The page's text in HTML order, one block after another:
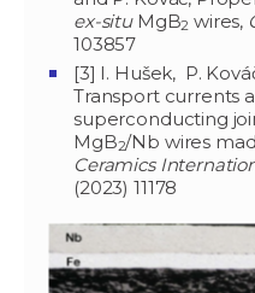
ex-situMgB2 wires,
103857
[3] I. Hušek, P.
Transport currents
superconducting
MgB2/Nb wires
Ceramics
(2023) 11178